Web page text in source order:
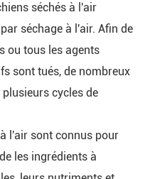
séchés à l'air
séchage à l'air. Afin de
ou tous les agents
sont tués, de nombreux
cycles de
l'air sont connus pour
les ingrédients à